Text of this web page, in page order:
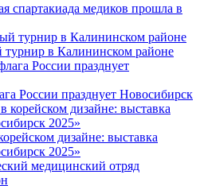
спартакиада медиков прошла в
в Калининском районе
России празднует Новосибирск
дизайне: выставка
2025»